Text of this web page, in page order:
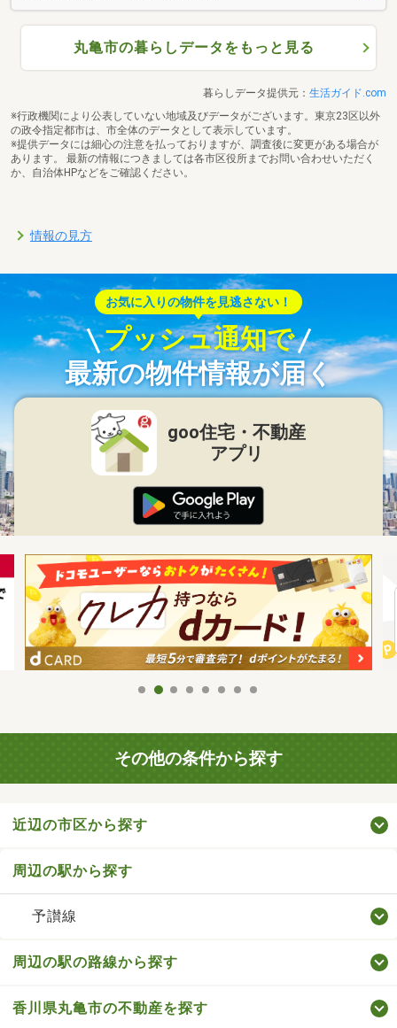
丸亀市の暮らしデータをもっと見る
暮らしデータ提供元： 生活ガイド.com
※行政機関により公表していない地域及びデータがございます。東京23区以外
の政令指定都市は、市全体のデータとして表示しています。
※提供データには細心の注意を払っておりますが、調査後に変更がある場合が
あります。 最新の情報につきましては各市区役所までお問い合わせいただく
か、自治体HPなどをご確認ください。
情報の見方
お気に入りの物件を見逃さない！
プッシュ通知で
最新の物件情報が届く
goo住宅・不動産
アプリ
その他の条件から探す
近辺の市区から探す
周辺の駅から探す
予讃線
周辺の駅の路線から探す
香川県丸亀市の不動産を探す